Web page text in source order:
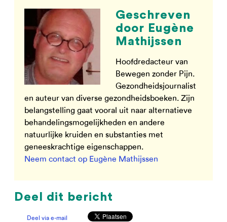
Geschreven
door Eugène
Mathijssen
Hoofdredacteur van
Bewegen zonder Pijn.
Gezondheidsjournalist
en auteur van diverse gezondheidsboeken. Zijn
belangstelling gaat vooral uit naar alternatieve
behandelingsmogelijkheden en andere
natuurlijke kruiden en substanties met
geneeskrachtige eigenschappen.
Neem contact op Eugène Mathijssen
Deel dit bericht
Deel via e-mail